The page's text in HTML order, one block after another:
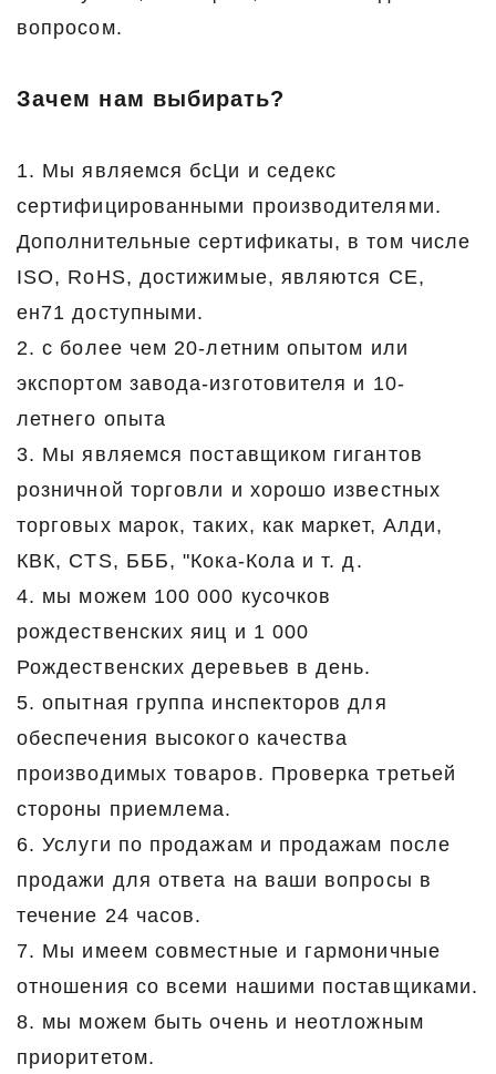
вопросом.
Зачем нам выбирать?
1. Мы являемся бсЦи и седекс
сертифицированными производителями.
Дополнительные сертификаты, в том числе
ISO, RoHS, достижимые, являются CE,
ен71 доступными.
2. с более чем 20-летним опытом или
экспортом завода-изготовителя и 10-
летнего опыта
3. Мы являемся поставщиком гигантов
розничной торговли и хорошо известных
торговых марок, таких, как маркет, Алди,
КВК, CTS, БББ, "Кока-Кола и т. д.
4. мы можем 100 000 кусочков
рождественских яиц и 1 000
Рождественских деревьев в день.
5. опытная группа инспекторов для
обеспечения высокого качества
производимых товаров. Проверка третьей
стороны приемлема.
6. Услуги по продажам и продажам после
продажи для ответа на ваши вопросы в
течение 24 часов.
7. Мы имеем совместные и гармоничные
отношения со всеми нашими поставщиками.
8. мы можем быть очень и неотложным
приоритетом.